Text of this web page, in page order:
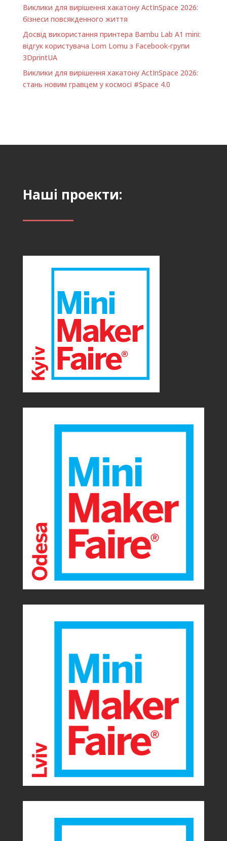
Виклики для вирішення хакатону ActInSpace 2026:
бізнеси повсякденного життя
Досвід використання принтера Bambu Lab A1 minі:
відгук користувача Lom Lomu з Facebook-групи
3DprintUA
Виклики для вирішення хакатону ActInSpace 2026:
стань новим гравцем у космосі #Space 4.0
Наші проекти: